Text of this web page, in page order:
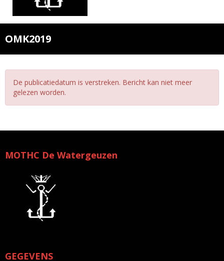
OMK2019
De publicatiedatum is verstreken. Bericht kan niet meer
gelezen worden.
MOTHC De Watergeuzen
GEGEVENS